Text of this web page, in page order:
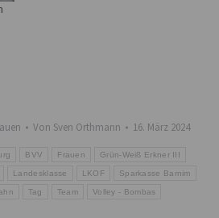
Von Sven Orthmann
16. März 2024
BVV Frauen Grün-Weiß Erkner III
Landesklasse LKOF Sparkasse Barnim
Tag Team Volley - Bombas